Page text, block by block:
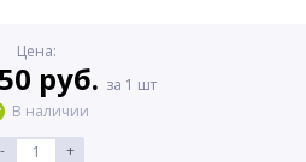
Цена:
руб. за 1 шт
В наличии
-
+